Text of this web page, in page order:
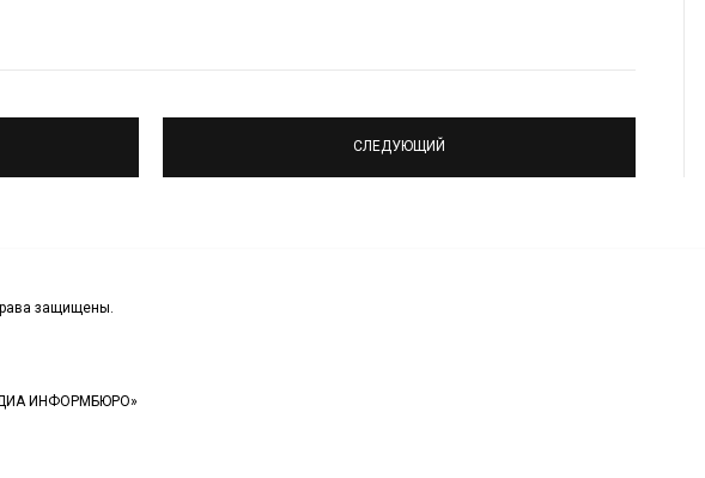
СЛЕДУЮЩИЙ
защищены.
ИНФОРМБЮРО»